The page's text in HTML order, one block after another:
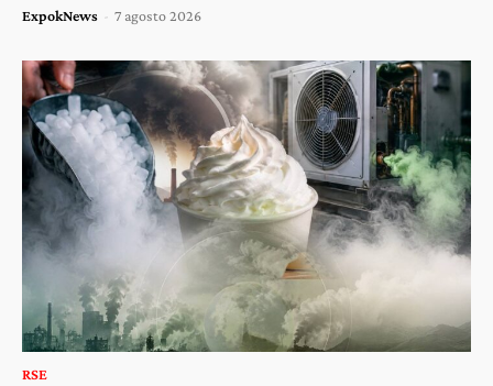
ExpokNews - 7 agosto 2026
RSE